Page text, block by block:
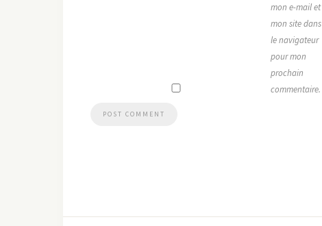
mon e-mail et
mon site dans
le navigateur
pour mon
prochain
commentaire.